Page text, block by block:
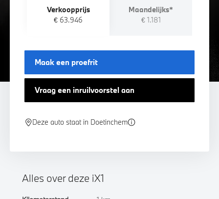
Verkoopprijs
€ 63.946
Maandelijks*
€ 1.181
Maak een proefrit
Vraag een inruilvoorstel aan
Deze auto staat in Doetinchem
Alles over deze iX1